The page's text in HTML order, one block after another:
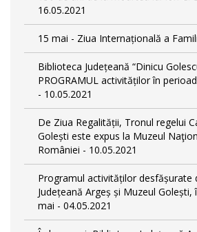
16.05.2021
15 mai - Ziua Internațională a
Biblioteca Județeană “Dinicu
PROGRAMUL activităților în
- 10.05.2021
De Ziua Regalității, Tronul regelui
Golești este expus la Muzeul
României - 10.05.2021
Programul activităților desfășurate
Județeană Argeș și Muzeul Golești,
mai - 04.05.2021